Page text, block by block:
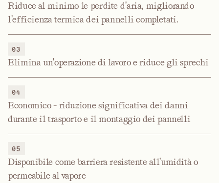
Riduce al minimo le perdite d'aria, migliorando
l'efficienza termica dei pannelli completati.
03
Elimina un'operazione di lavoro e riduce gli sprechi
04
Economico - riduzione significativa dei danni
durante il trasporto e il montaggio dei pannelli
05
Disponibile come barriera resistente all'umidità o
permeabile al vapore